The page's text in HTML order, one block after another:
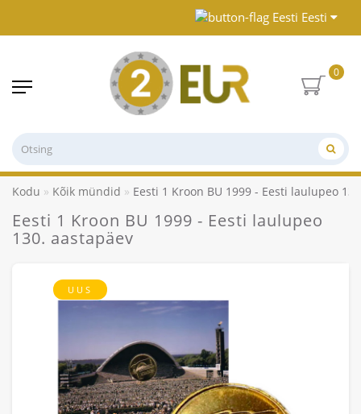
Eesti
0
Kodu Kõik mündid Eesti 1 Kroon BU 1999 - Eesti laulupeo
Eesti 1 Kroon BU 1999 - Eesti laulupeo
130. aastapäev
UUS